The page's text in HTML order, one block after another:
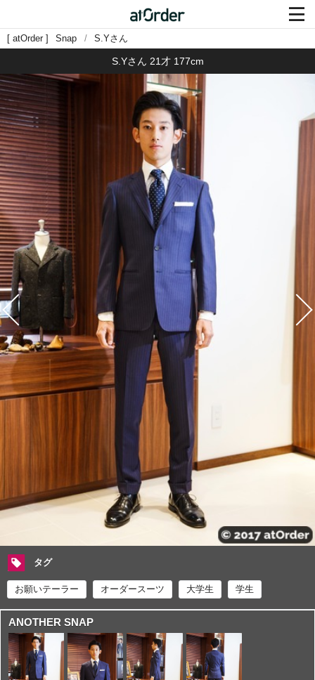

atOrder Snap S.Yさん
S.Yさん 21才 177cm
タグ
お願いテーラー オーダースーツ 大学生 学生
ANOTHER SNAP